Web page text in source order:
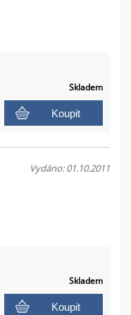
Skladem
Koupit
Vydáno: 01.10.2011
Skladem
Koupit